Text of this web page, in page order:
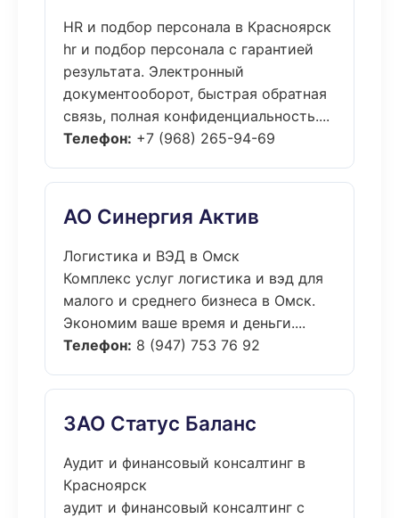
HR и подбор персонала в Красноярск
hr и подбор персонала с гарантией
результата. Электронный
документооборот, быстрая обратная
связь, полная конфиденциальность....
Телефон: +7 (968) 265-94-69
АО Синергия Актив
Логистика и ВЭД в Омск
Комплекс услуг логистика и вэд для
малого и среднего бизнеса в Омск.
Экономим ваше время и деньги....
Телефон: 8 (947) 753 76 92
ЗАО Статус Баланс
Аудит и финансовый консалтинг в
Красноярск
аудит и финансовый консалтинг с